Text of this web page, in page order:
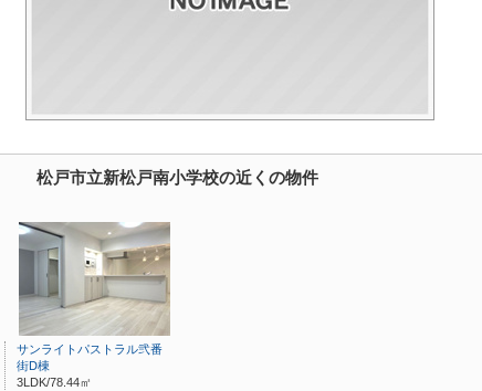
松戸市立新松戸南小学校の近くの物件
サンライトパストラル弐番
街D棟
3LDK/78.44㎡